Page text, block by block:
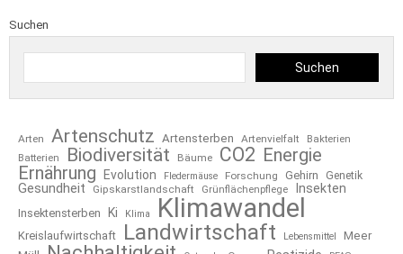
Suchen
Suchen
Arten Artenschutz Artensterben Artenvielfalt
Bakterien
Batterien
Biodiversität Bäume CO2 Energie
Ernährung
Evolution Fledermäuse Forschung Gehirn Genetik
Gesundheit Gipskarstlandschaft Grünflächenpflege Insekten
Insektensterben Ki Klima Klimawandel
Kreislaufwirtschaft Landwirtschaft Lebensmittel
Meer